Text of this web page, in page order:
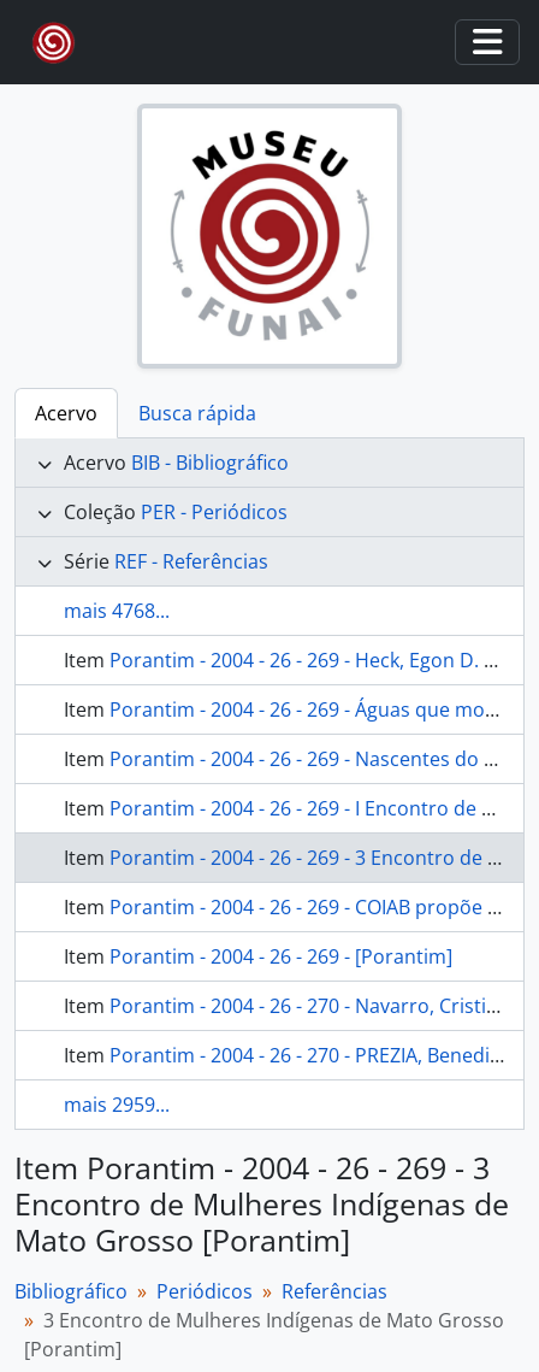
Skip to main content
Acervo
Busca rápida
Acervo BIB - Bibliográfico
Coleção PER - Periódicos
Série REF - Referências
mais 4768...
Item Porantim - 2004 - 26 - 269 - Heck, Egon D. Celebrando a vida, a luta e a missão: 100 anos do padre João Dornstauder [Porantim]
Item Porantim - 2004 - 26 - 269 - Águas que movimentam o povo: num mundo onde tudo é comercializado a população luta pela água como bem público e patrimônio dos povos [Porantim]
Item Porantim - 2004 - 26 - 269 - Nascentes do rio Xingu exigem mobilização de todos [Porantim]
Item Porantim - 2004 - 26 - 269 - I Encontro de professores indígenas da região MT, AC e RO [Porantim]
Item Porantim - 2004 - 26 - 269 - 3 Encontro de Mulheres Indígenas de Mato Grosso [Porantim]
Item Porantim - 2004 - 26 - 269 - COIAB propõe medidas para reverter a situação dos direitos indigenas [Porantim]
Item Porantim - 2004 - 26 - 269 - [Porantim]
Item Porantim - 2004 - 26 - 270 - Navarro, Cristiano. ... E lá se vão as últimas bandeiras [Porantim]
Item Porantim - 2004 - 26 - 270 - PREZIA, Benedito. Indígenas de São Paulo em encontro de formação [Porantim]
mais 2959...
Item Porantim - 2004 - 26 - 269 - 3
Encontro de Mulheres Indígenas de
Mato Grosso [Porantim]
Bibliográfico Periódicos
Referências
3 Encontro de Mulheres Indígenas de Mato Grosso
[Porantim]